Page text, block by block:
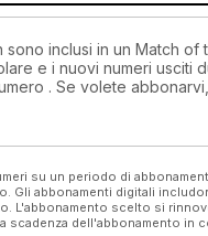
inclusi in un Match of
e i nuovi numeri usciti
. Se volete
su un periodo di
abbonamenti digitali
L'abbonamento scelto si
scadenza dell'abbonamento in